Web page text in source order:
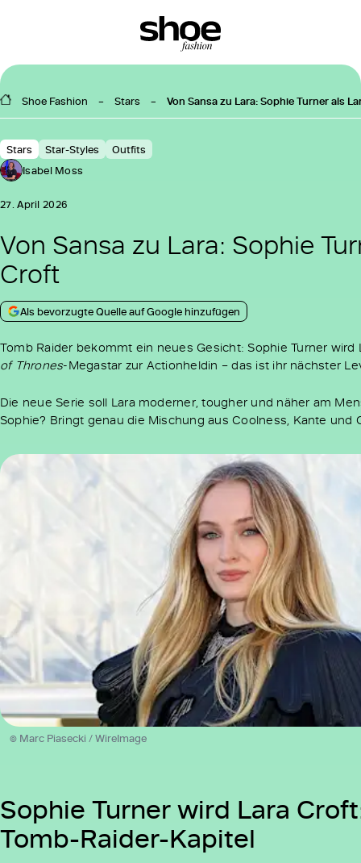
Shoe Fashion Stars Von Sansa zu Lara: Sophie Turner als
Stars Star-Styles
Outfits
Isabel Moss
27. April 2026
Von Sansa zu Lara: Sophie
Croft
Als bevorzugte Quelle auf Google hinzufügen
Tomb Raider bekommt ein neues Gesicht: Sophie Turner wird
of Thrones-Megastar zur Actionheldin – das ist ihr nächster
Die neue Serie soll Lara moderner, tougher und näher am
Sophie? Bringt genau die Mischung aus Coolness, Kante und
© Marc Piasecki / WireImage
Sophie Turner wird Lara
Tomb-Raider-Kapitel